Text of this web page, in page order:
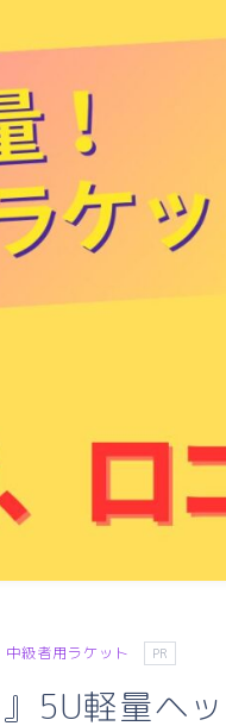
中級者用ラケット PR
5U軽量ヘ